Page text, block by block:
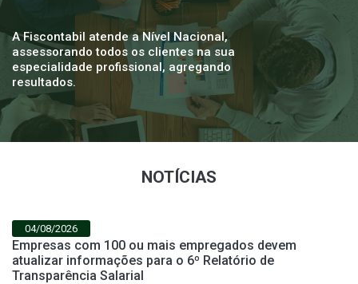
A Fiscontabil atende a Nível Nacional,
assessorando todos os clientes na sua
especialidade profissional, agregando
resultados.
NOTÍCIAS
04/08/2026
Empresas com 100 ou mais empregados devem
atualizar informações para o 6º Relatório de
Transparência Salarial